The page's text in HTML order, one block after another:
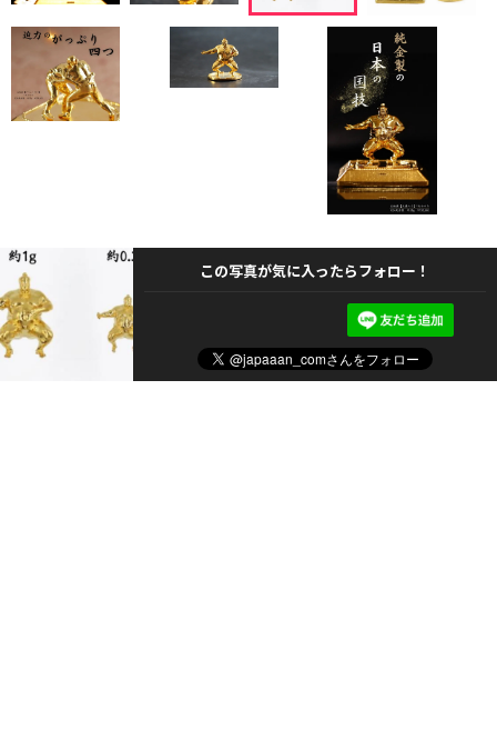
この写真が気に入ったらフォロー！